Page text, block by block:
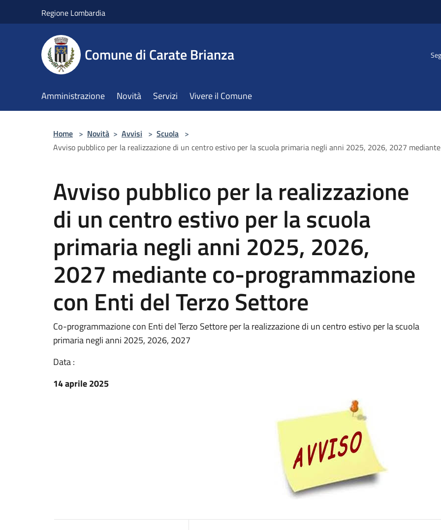
Regione Lombardia
Comune di Carate Brianza
Amministrazione Novità Servizi Vivere il Comune
Home > Novità > Avvisi > Scuola >
Avviso pubblico per la realizzazione di un centro estivo per la scuola primaria negli anni 2025, 2026, 2027
Avviso pubblico per la realizzazione
di un centro estivo per la scuola
primaria negli anni 2025, 2026,
2027 mediante co-programmazione
con Enti del Terzo Settore
Co-programmazione con Enti del Terzo Settore per la realizzazione di un centro estivo per la scuola
primaria negli anni 2025, 2026, 2027
Data :
14 aprile 2025